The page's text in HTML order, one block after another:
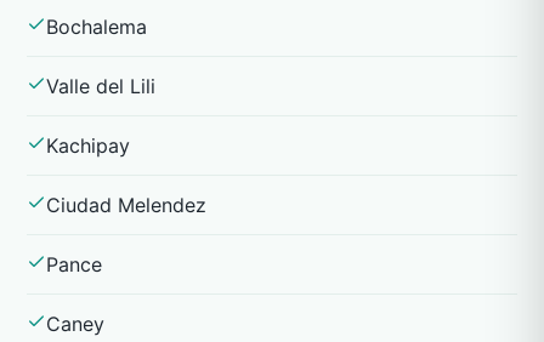
Bochalema
Valle del Lili
Kachipay
Ciudad Melendez
Pance
Caney